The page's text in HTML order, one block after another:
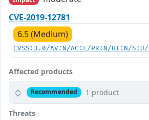
CVE-2019-12781
6.5 (Medium)
CVSS:3.0/AV:N/AC:L/PR:N/UI:N/
Affected products
Recommended 1 product
Threats